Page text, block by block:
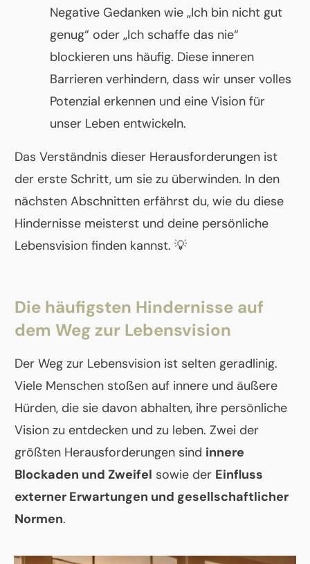
Negative Gedanken wie „Ich bin nicht gut
genug“ oder „Ich schaffe das nie“
blockieren uns häufig. Diese inneren
Barrieren verhindern, dass wir unser volles
Potenzial erkennen und eine Vision für
unser Leben entwickeln.
Das Verständnis dieser Herausforderungen ist
der erste Schritt, um sie zu überwinden. In den
nächsten Abschnitten erfährst du, wie du diese
Hindernisse meisterst und deine persönliche
Lebensvision finden kannst. 💡
Die häufigsten Hindernisse auf
dem Weg zur Lebensvision
Der Weg zur Lebensvision ist selten geradlinig.
Viele Menschen stoßen auf innere und äußere
Hürden, die sie davon abhalten, ihre persönliche
Vision zu entdecken und zu leben. Zwei der
größten Herausforderungen sind innere
Blockaden und Zweifel sowie der Einfluss
externer Erwartungen und gesellschaftlicher
Normen.